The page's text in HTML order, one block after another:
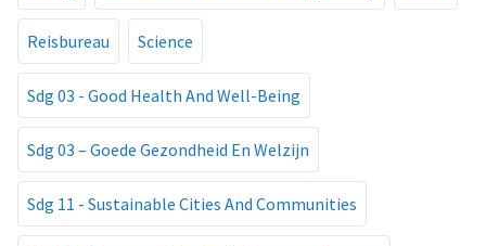
Reisbureau Science
Sdg 03 - Good Health And Well-Being
Sdg 03 – Goede Gezondheid En Welzijn
Sdg 11 - Sustainable Cities And Communities